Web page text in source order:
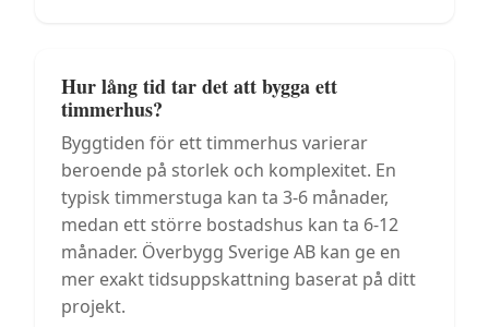
Hur lång tid tar det att bygga ett
timmerhus?
Byggtiden för ett timmerhus varierar
beroende på storlek och komplexitet. En
typisk timmerstuga kan ta 3-6 månader,
medan ett större bostadshus kan ta 6-12
månader. Överbygg Sverige AB kan ge en
mer exakt tidsuppskattning baserat på ditt
projekt.